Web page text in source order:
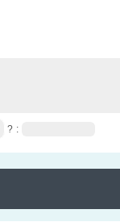
? :